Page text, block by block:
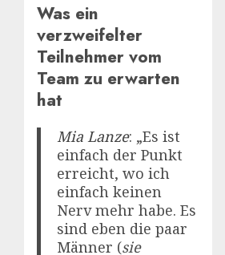
Was ein
verzweifelter
Teilnehmer vom
Team zu erwarten
hat
Mia Lanze: „Es ist
einfach der Punkt
erreicht, wo ich
einfach keinen
Nerv mehr habe. Es
sind eben die paar
Männer (sie